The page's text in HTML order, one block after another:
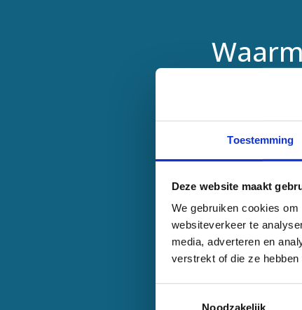
Toestemming
Deze website maakt
We gebruiken cookies
websiteverkeer te
media, adverteren en
verstrekt of die ze
Noodzakelijk
naam
*
*
Bedrijf
Kies